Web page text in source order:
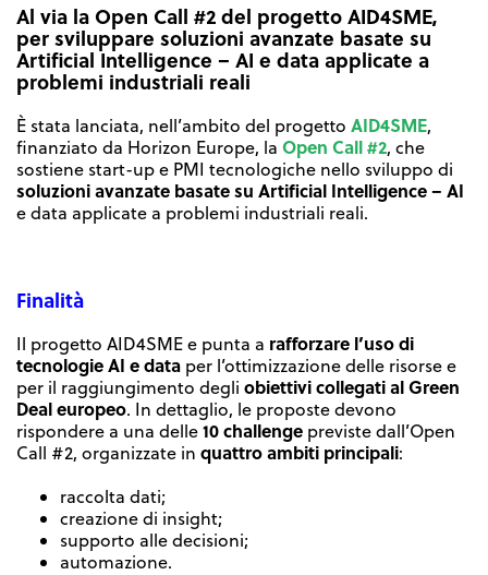
Al via la Open Call #2 del progetto AID4SME,
per sviluppare soluzioni avanzate basate su
Artificial Intelligence – AI e data applicate a
problemi industriali reali
È stata lanciata, nell’ambito del progetto AID4SME,
finanziato da Horizon Europe, la Open Call #2, che
sostiene start-up e PMI tecnologiche nello sviluppo di
soluzioni avanzate basate su Artificial Intelligence – AI
e data applicate a problemi industriali reali.
Finalità
Il progetto AID4SME e punta a rafforzare l’uso di
tecnologie AI e data per l’ottimizzazione delle risorse e
per il raggiungimento degli obiettivi collegati al Green
Deal europeo. In dettaglio, le proposte devono
rispondere a una delle10 challenge previste dall’Open
Call #2, organizzate in quattro ambiti principali:
raccolta dati;
creazione di insight;
supporto alle decisioni;
automazione.